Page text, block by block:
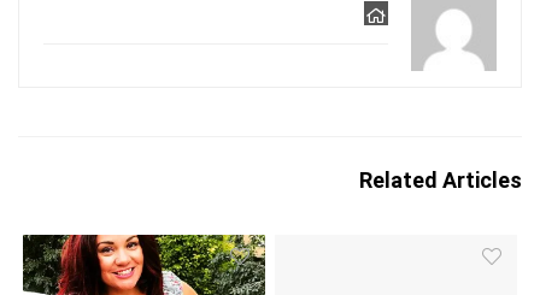
Related Articles